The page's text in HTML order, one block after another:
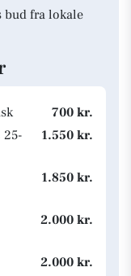
bud fra lokale
700 kr.
25-
1.550 kr.
1.850 kr.
2.000 kr.
2.000 kr.